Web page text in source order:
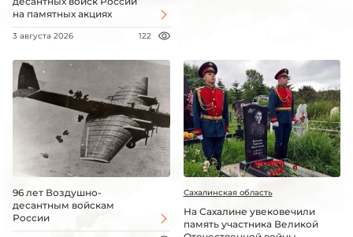
на памятных акциях
3 августа 2026 122
96 лет Воздушно-
десантным войскам
России
Сахалинская область
На Сахалине увековечили
память участника Великой